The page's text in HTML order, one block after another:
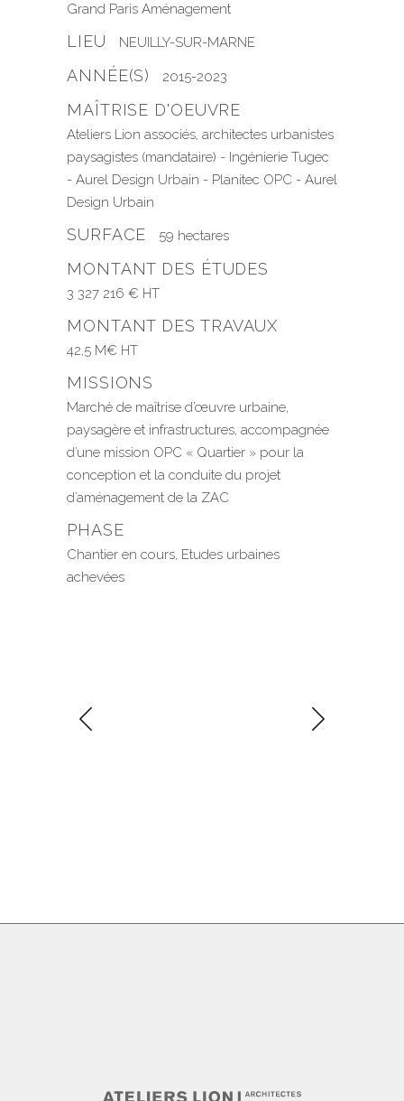
Grand Paris Aménagement
LIEU NEUILLY-SUR-MARNE
ANNÉE(S) 2015-2023
MAÎTRISE D'OEUVRE
Ateliers Lion associés, architectes urbanistes
paysagistes (mandataire) - Ingénierie Tugec
- Aurel Design Urbain - Planitec OPC - Aurel
Design Urbain
SURFACE 59 hectares
MONTANT DES ÉTUDES
3 327 216 € HT
MONTANT DES TRAVAUX
42,5 M€ HT
MISSIONS
Marché de maîtrise d’œuvre urbaine,
paysagère et infrastructures, accompagnée
d’une mission OPC « Quartier » pour la
conception et la conduite du projet
d’aménagement de la ZAC
PHASE
Chantier en cours, Etudes urbaines
achevées